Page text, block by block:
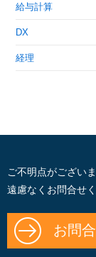
給与計算
DX
経理
ご不明点がございま
遠慮なくお問合せく
お問